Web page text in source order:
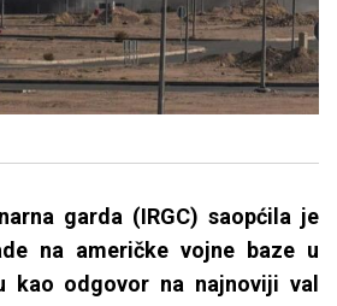
garda (IRGC) saopćila je
na američke vojne baze u
kao odgovor na najnoviji val